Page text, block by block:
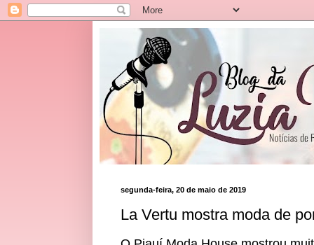
segunda-feira, 20 de maio de 2019
La Vertu mostra moda de